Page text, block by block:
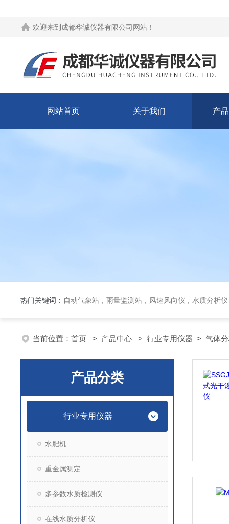
欢迎来到 成都华诚仪器有限公司网站 ！
网站首页 关于我们 产
热门关键词： 自动气象站，雨量监测站，风速风向仪，水质分析
当前位置： 首页 > 产品中心 > 行业专用仪器 > 气体
产品分类
行业专用仪器
水肥机
重金属测定
多参数水质检测仪
在线水质分析仪